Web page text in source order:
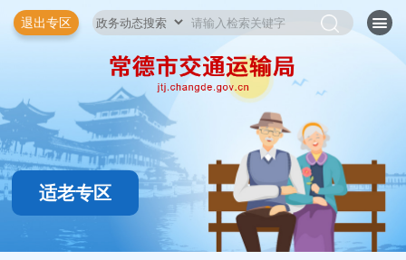
退出专区
适老专区